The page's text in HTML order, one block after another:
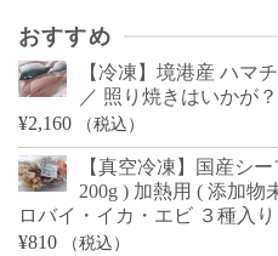
おすすめ
【冷凍】境港産 ハマ
／ 照り焼きはいかが？
¥2,160 （税込）
【真空冷凍】国産シ
200g ) 加熱用 ( 添加物
ロバイ・イカ・エビ ３種入り
¥810 （税込）